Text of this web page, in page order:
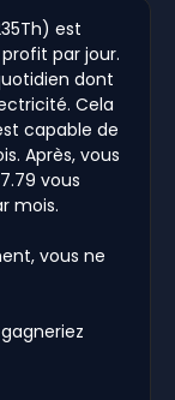
est
par jour.
dont
Cela
capable de
Après, vous
vous
mois.
vous ne